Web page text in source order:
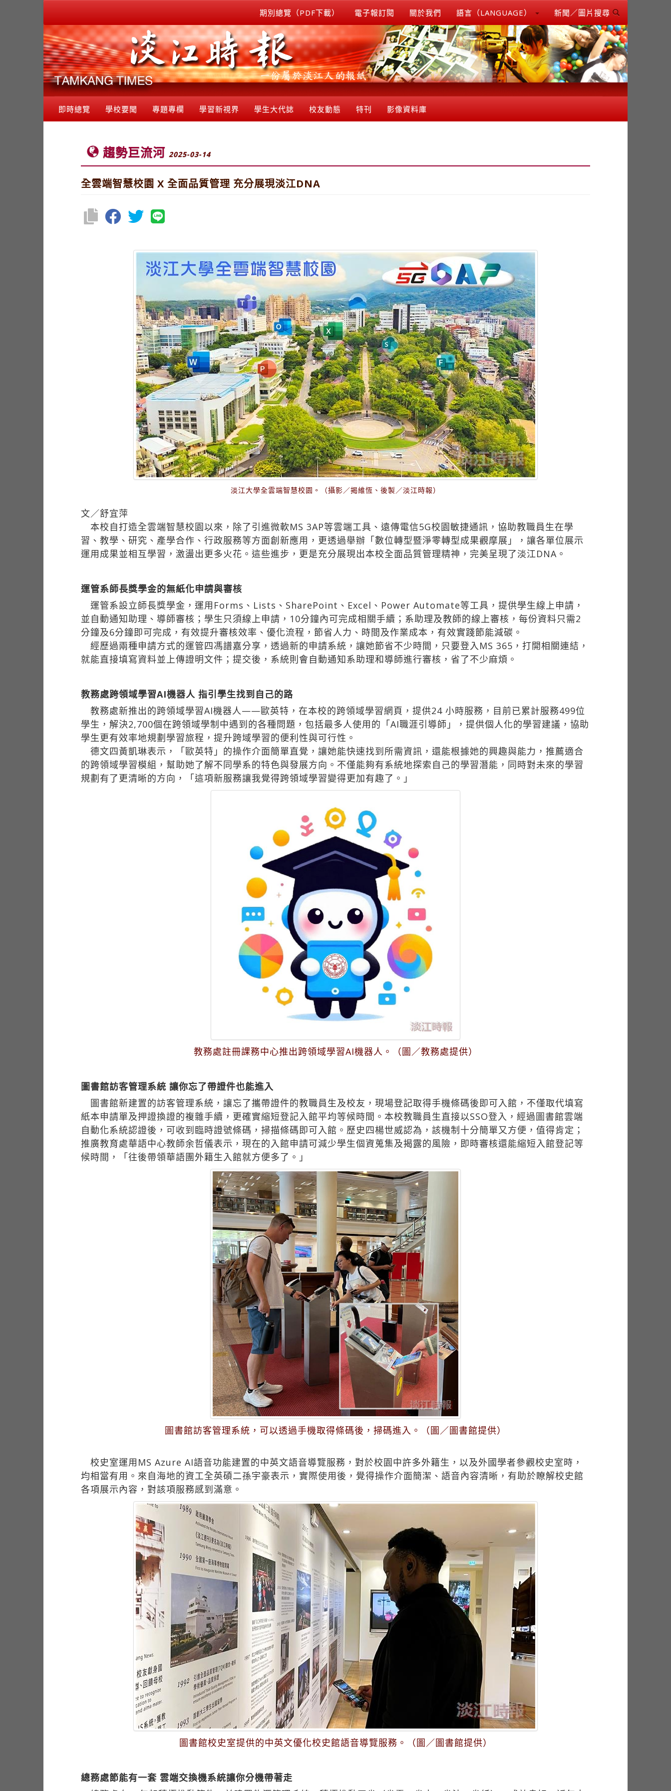
期別總覽（PDF下載） 電子報訂閱 關於我們 語言（LANGUAGE） 新聞／圖片搜尋
即時總覽 學校要聞 專題專欄 學習新視界 學生大代誌 校友動態 特刊 影像資料庫
趨勢巨流河 2025-03-14
全雲端智慧校園 X 全面品質管理 充分展現淡江DNA
淡江大學全雲端智慧校園。（攝影／揭維恆、後製／淡江時報）
文／舒宜萍
本校自打造全雲端智慧校園以來，除了引進微軟MS 3AP等雲端工具、遠傳電信5G校園敏捷通訊，協助教職員生在學
習、教學、研究、產學合作、行政服務等方面創新應用，更透過舉辦「數位轉型暨淨零轉型成果觀摩展」，讓各單位展示
運用成果並相互學習，激盪出更多火花。這些進步，更是充分展現出本校全面品質管理精神，完美呈現了淡江DNA。
運管系師長獎學金的無紙化申請與審核
運管系設立師長獎學金，運用Forms、Lists、SharePoint、Excel、Power Automate等工具，提供學生線上申請，
並自動通知助理、導師審核；學生只須線上申請，10分鐘內可完成相關手續；系助理及教師的線上審核，每份資料只需2
分鐘及6分鐘即可完成，有效提升審核效率、優化流程，節省人力、時間及作業成本，有效實踐節能減碳。
經歷過兩種申請方式的運管四馮譜嘉分享，透過新的申請系統，讓她節省不少時間，只要登入MS 365，打開相關連結，
就能直接填寫資料並上傳證明文件；提交後，系統則會自動通知系助理和導師進行審核，省了不少麻煩。
教務處跨領域學習AI機器人 指引學生找到自己的路
教務處新推出的跨領域學習AI機器人——歐英特，在本校的跨領域學習網頁，提供24 小時服務，目前已累計服務499位
學生，解決2,700個在跨領域學制中遇到的各種問題，包括最多人使用的「AI職涯引導師」，提供個人化的學習建議，協助
學生更有效率地規劃學習旅程，提升跨域學習的便利性與可行性。
德文四黃凱琳表示，「歐英特」的操作介面簡單直覺，讓她能快速找到所需資訊，還能根據她的興趣與能力，推薦適合
的跨領域學習模組，幫助她了解不同學系的特色與發展方向。不僅能夠有系統地探索自己的學習潛能，同時對未來的學習
規劃有了更清晰的方向，「這項新服務讓我覺得跨領域學習變得更加有趣了。」
教務處註冊課務中心推出跨領域學習AI機器人。（圖／教務處提供）
圖書館訪客管理系統 讓你忘了帶證件也能進入
圖書館新建置的訪客管理系統，讓忘了攜帶證件的教職員生及校友，現場登記取得手機條碼後即可入館，不僅取代填寫
紙本申請單及押證換證的複雜手續，更確實縮短登記入館平均等候時間。本校教職員生直接以SSO登入，經過圖書館雲端
自動化系統認證後，可收到臨時證號條碼，掃描條碼即可入館。歷史四楊世威認為，該機制十分簡單又方便，值得肯定；
推廣教育處華語中心教師余哲儀表示，現在的入館申請可減少學生個資蒐集及揭露的風險，即時審核還能縮短入館登記等
候時間，「往後帶領華語團外籍生入館就方便多了。」
圖書館訪客管理系統，可以透過手機取得條碼後，掃碼進入。（圖／圖書館提供）
校史室運用MS Azure AI語音功能建置的中英文語音導覽服務，對於校園中許多外籍生，以及外國學者參觀校史室時，
均相當有用。來自海地的資工全英碩二孫宇豪表示，實際使用後，覺得操作介面簡潔、語音內容清晰，有助於瞭解校史館
各項展示內容，對該項服務感到滿意。
圖書館校史室提供的中英文優化校史館語音導覽服務。（圖／圖書館提供）
總務處節能有一套 雲端交換機系統讓你分機帶著走